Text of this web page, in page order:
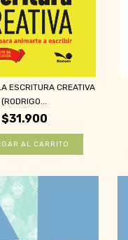
ESCRITURA CREATIVA
(RODRIGO...
$31.900